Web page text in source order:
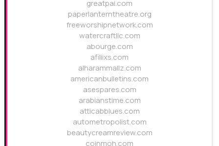
greatpai.com
paperlanterntheatre.org
freeworshipnetwork.com
watercraftllc.com
abourge.com
afiliixs.com
alharammallz.com
americanbulletins.com
asespares.com
arabianstime.com
atticabblues.com
autometropolist.com
beautycreamreview.com
coinmoh.com